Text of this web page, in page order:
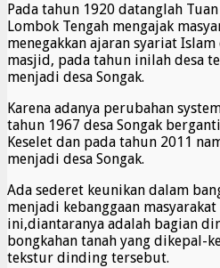
Pada tahun 1920 datanglah
Lombok Tengah mengajak
menegakkan ajaran syariat
masjid, pada tahun inilah desa
menjadi desa Songak.
Karena adanya perubahan
tahun 1967 desa Songak
Keselet dan pada tahun 2011
menjadi desa Songak.
Ada sederet keunikan dalam
menjadi kebanggaan
ini,diantaranya adalah bagian
bongkahan tanah yang
tekstur dinding tersebut.